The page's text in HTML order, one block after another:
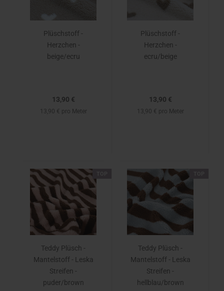
Plüschstoff -
Herzchen -
beige/ecru
13,90 €
13,90 € pro Meter
Plüschstoff -
Herzchen -
ecru/beige
13,90 €
13,90 € pro Meter
Teddy Plüsch -
Mantelstoff - Leska
Streifen -
puder/brown
Teddy Plüsch -
Mantelstoff - Leska
Streifen -
hellblau/brown